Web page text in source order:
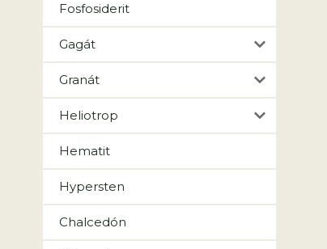
Fosfosiderit
Gagát
Granát
Heliotrop
Hematit
Hypersten
Chalcedón